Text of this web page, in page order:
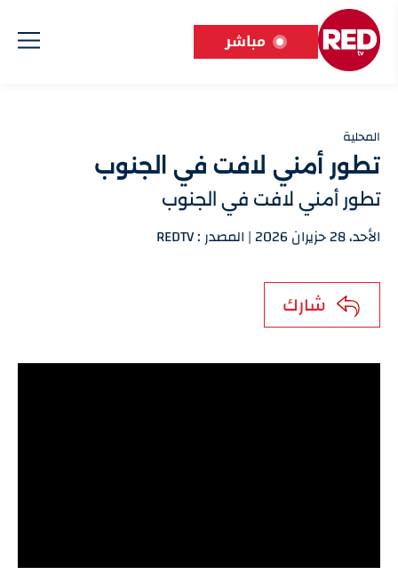
مباشر
المحلية
تطور أمني لافت في الجنوب
تطور أمني لافت في الجنوب
الأحد، 28 حزيران 2026 | المصدر : REDTV
شارك